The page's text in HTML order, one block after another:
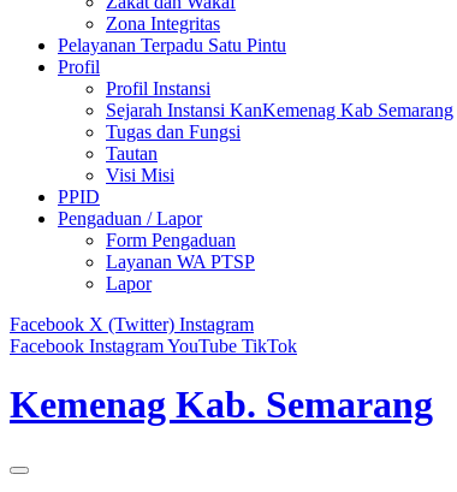
Zona Integritas
Pelayanan Terpadu Satu Pintu
Profil
Profil Instansi
Sejarah Instansi KanKemenag Kab Semarang
Tugas dan Fungsi
Tautan
Visi Misi
PPID
Pengaduan / Lapor
Form Pengaduan
Layanan WA PTSP
Lapor
Facebook X (Twitter) Instagram
Facebook InstagramYouTube TikTok
Kemenag Kab. Semarang